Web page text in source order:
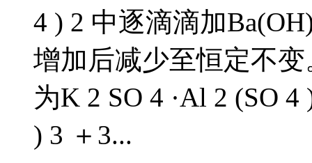
4 ) 2 中逐滴滴加
增加后减少至恒定不
为K 2 SO 4 ·Al 2 (SO
) 3 ＋3...